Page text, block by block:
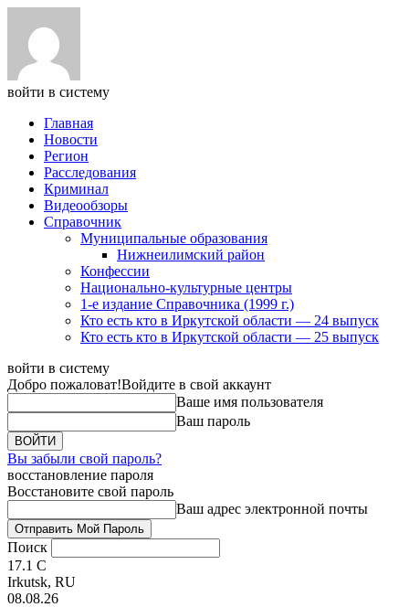
войти в систему
Главная
Новости
Регион
Расследования
Криминал
Видеообзоры
Справочник
Муниципальные образования
Нижнеилимский район
Конфессии
Национально-культурные центры
1-е издание Справочника (1999 г.)
Кто есть кто в Иркутской области — 24 выпуск
Кто есть кто в Иркутской области — 25 выпуск
войти в систему
Добро пожаловат!Войдите в свой аккаунт
Ваше имя пользователя
Ваш пароль
Вы забыли свой пароль?
восстановление пароля
Восстановите свой пароль
Ваш адрес электронной почты
Поиск
17.1 C
Irkutsk, RU
08.08.26